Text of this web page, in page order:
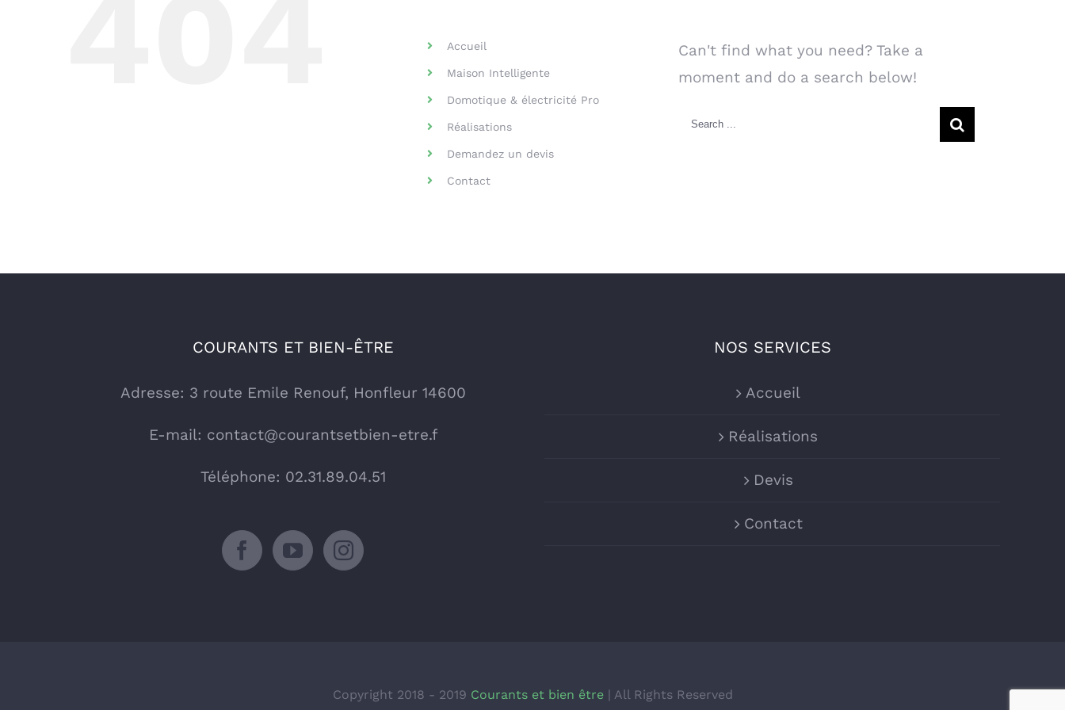
Accueil
Maison Intelligente
Domotique & électricité Pro
Réalisations
Demandez un devis
Contact
Can't find what you need? Take a
moment and do a search below!
Search
COURANTS ET BIEN-ÊTRE
Adresse: 3 route Emile Renouf, Honfleur 14600
E-mail: contact@courantsetbien-etre.f
Téléphone: 02.31.89.04.51
NOS SERVICES
Accueil
Réalisations
Devis
Contact
Copyright 2018 - 2019 Courants et bien être | All Rights Reserved